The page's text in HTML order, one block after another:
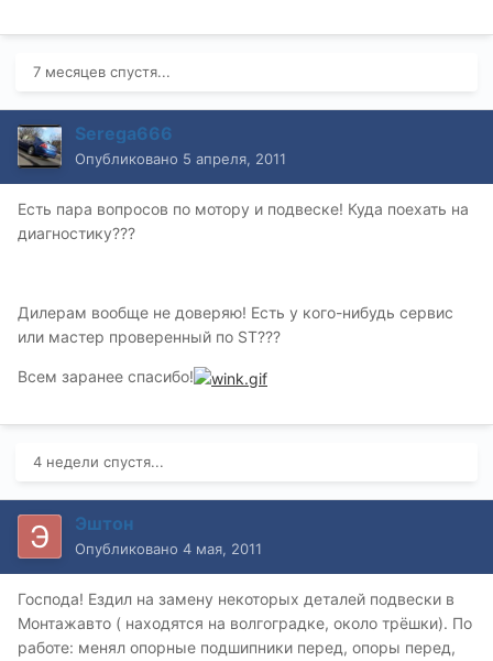
7 месяцев спустя...
Serega666
Опубликовано 5 апреля, 2011
Есть пара вопросов по мотору и подвеске! Куда поехать на
диагностику???
Дилерам вообще не доверяю! Есть у кого-нибудь сервис
или мастер проверенный по ST???
Всем заранее спасибо!
4 недели спустя...
Эштон
Опубликовано 4 мая, 2011
Господа! Ездил на замену некоторых деталей подвески в
Монтажавто ( находятся на волгоградке, около трёшки). По
работе: менял опорные подшипники перед, опоры перед,